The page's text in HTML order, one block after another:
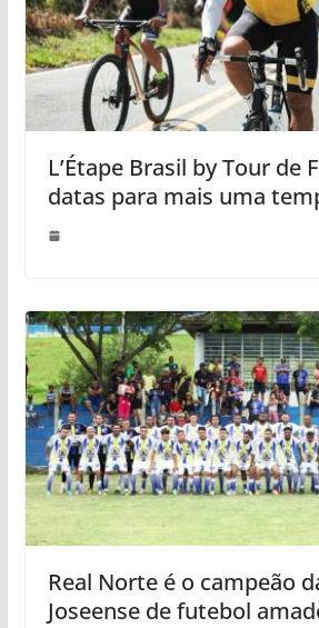
L’Étape Brasil by Tour de
datas para mais uma
Real Norte é o campeão
Joseense de futebol